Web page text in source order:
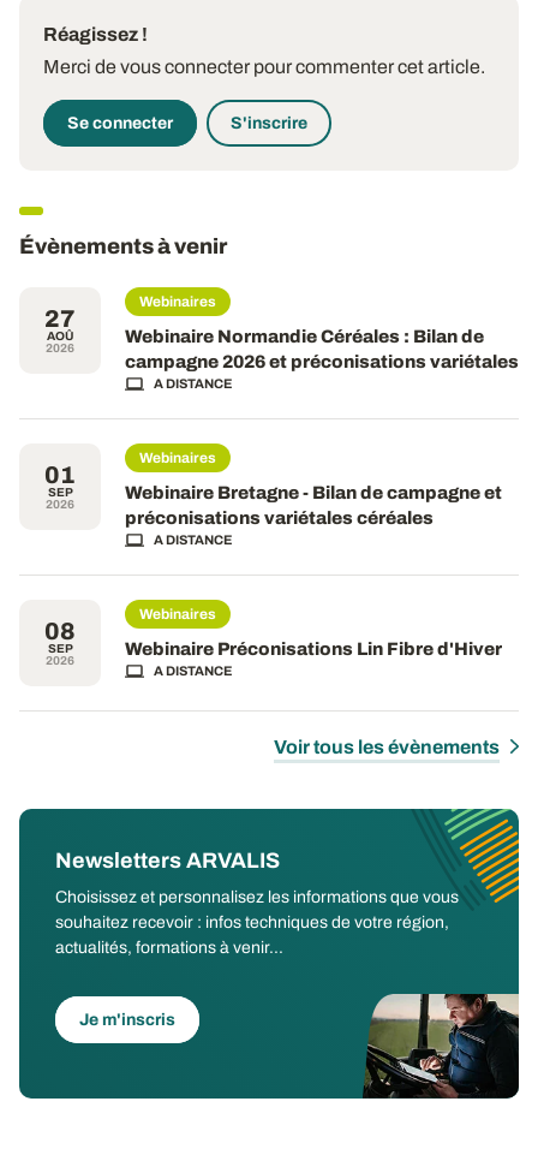
Réagissez !
Merci de vous connecter pour commenter cet article.
Se connecter S'inscrire
Évènements à venir
27
AOÛ
2026
Webinaires
Webinaire Normandie Céréales : Bilan de
campagne 2026 et préconisations variétales
A DISTANCE
01
SEP
2026
Webinaires
Webinaire Bretagne - Bilan de campagne et
préconisations variétales céréales
A DISTANCE
08
SEP
2026
Webinaires
Webinaire Préconisations Lin Fibre d'Hiver
A DISTANCE
Voir tous les évènements
Newsletters ARVALIS
Choisissez et personnalisez les informations que vous
souhaitez recevoir : infos techniques de votre région,
actualités, formations à venir...
Je m'inscris